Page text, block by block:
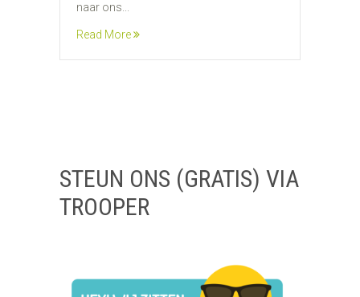
naar ons...
Read More
STEUN ONS (GRATIS) VIA
TROOPER